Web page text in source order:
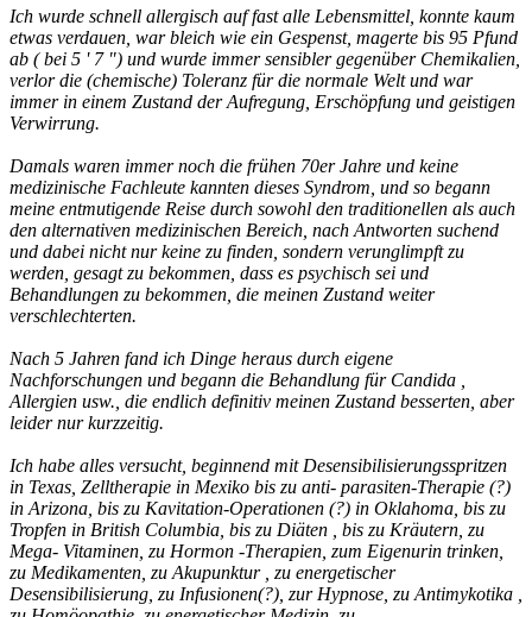
Ich wurde schnell allergisch auf fast alle Lebensmittel, konnte kaum
etwas verdauen, war bleich wie ein Gespenst, magerte bis 95 Pfund
ab ( bei 5 ' 7 ") und wurde immer sensibler gegenüber Chemikalien,
verlor die (chemische) Toleranz für die normale Welt und war
immer in einem Zustand der Aufregung, Erschöpfung und geistigen
Verwirrung.
Damals waren immer noch die frühen 70er Jahre und keine
medizinische Fachleute kannten dieses Syndrom, und so begann
meine entmutigende Reise durch sowohl den traditionellen als auch
den alternativen medizinischen Bereich, nach Antworten suchend
und dabei nicht nur keine zu finden, sondern verunglimpft zu
werden, gesagt zu bekommen, dass es psychisch sei und
Behandlungen zu bekommen, die meinen Zustand weiter
verschlechterten.
Nach 5 Jahren fand ich Dinge heraus durch eigene
Nachforschungen und begann die Behandlung für Candida ,
Allergien usw., die endlich definitiv meinen Zustand besserten, aber
leider nur kurzzeitig.
Ich habe alles versucht, beginnend mit Desensibilisierungsspritzen
in Texas, Zelltherapie in Mexiko bis zu anti- parasiten-Therapie (?)
in Arizona, bis zu Kavitation-Operationen (?) in Oklahoma, bis zu
Tropfen in British Columbia, bis zu Diäten , bis zu Kräutern, zu
Mega- Vitaminen, zu Hormon -Therapien, zum Eigenurin trinken,
zu Medikamenten, zu Akupunktur , zu energetischer
Desensibilisierung, zu Infusionen(?), zur Hypnose, zu Antimykotika ,